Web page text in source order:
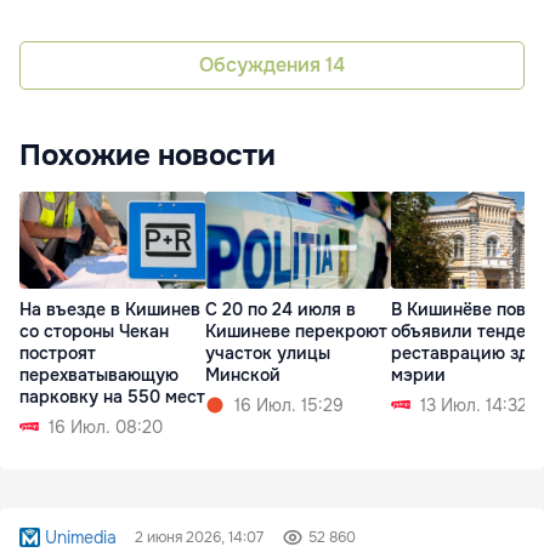
Обсуждения 14
Похожие новости
На въезде в Кишинев
со стороны Чекан
построят
перехватывающую
парковку на 550 мест
16 Июл. 08:20
С 20 по 24 июля в
Кишиневе перекроют
участок улицы
Минской
16 Июл. 15:29
В Кишинёве
объявили тендер
реставрацию
мэрии
13 Июл. 14:32
Unimedia 2 июня 2026, 14:07 52 860